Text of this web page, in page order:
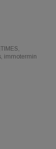
immotermin